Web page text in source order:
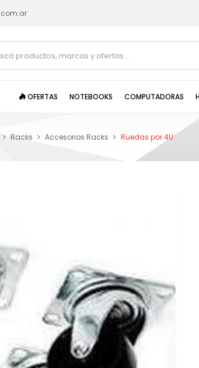
OFERTAS NOTEBOOKS COMPUTADORAS
Racks Accesorios Racks Ruedas por 4U